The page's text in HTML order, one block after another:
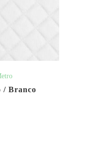
/ Branco